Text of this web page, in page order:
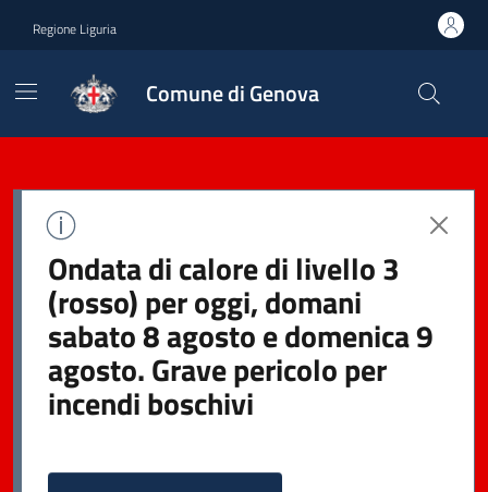
Regione Liguria
Comune di Genova
Ondata di calore di livello 3
(rosso) per oggi, domani
sabato 8 agosto e domenica 9
agosto. Grave pericolo per
incendi boschivi